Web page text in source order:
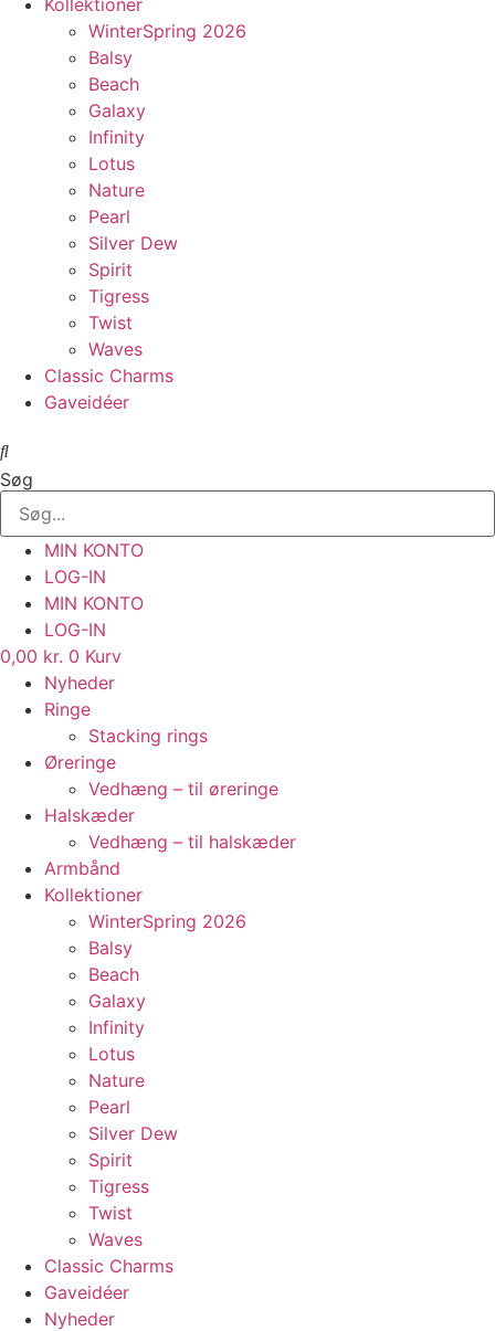
Kollektioner
WinterSpring 2026
Balsy
Beach
Galaxy
Infinity
Lotus
Nature
Pearl
Silver Dew
Spirit
Tigress
Twist
Waves
Classic Charms
Gaveidéer
Søg
MIN KONTO
LOG-IN
MIN KONTO
LOG-IN
0,00 kr. 0 Kurv
Nyheder
Ringe
Stacking rings
Øreringe
Vedhæng – til øreringe
Halskæder
Vedhæng – til halskæder
Armbånd
Kollektioner
WinterSpring 2026
Balsy
Beach
Galaxy
Infinity
Lotus
Nature
Pearl
Silver Dew
Spirit
Tigress
Twist
Waves
Classic Charms
Gaveidéer
Nyheder